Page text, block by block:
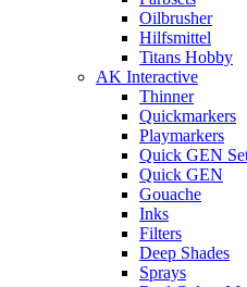
Oilbrusher
Hilfsmittel
Titans Hobby
AK Interactive
Thinner
Quickmarkers
Playmarkers
Quick GEN
Quick GEN
Gouache
Inks
Filters
Deep Shades
Sprays